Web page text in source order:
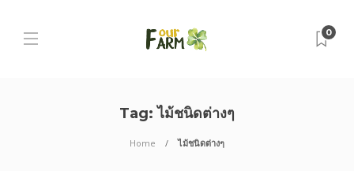
0
Tag:ไม้ชนิดต่างๆ
Home ไม้ชนิดต่างๆ